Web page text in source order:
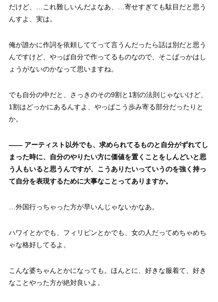
だけど、…これ難しいんだよなあ、…寄せすぎても駄目だと思う
んすよ、実は。
俺が誰かに作詞を依頼しててって言うんだったら話は別だと思う
んですけど、やっぱ自分で作ってるものなので、そこばっかはし
ょうがないのかなって思いますね。
でも自分の中だと、さっきのその9割と1割の法則じゃないけど、
1割はどっかにあるんすよ、やっぱこう歩み寄る部分だったりと
か。
—— アーティスト以外でも、求められてるものと自分がずれてし
まった時に、自分のやりたい方に価値を置くことをしんどいと思
う人もいると思うんですが、こうありたいっていうのを強く持っ
て自分を表現するために大事なことってありますか。
…外国行っちゃった方が早いんじゃないかなあ。
ハワイとかでも、フィリピンとかでも、女の人だってめちゃめち
ゃな格好してるよ。
こんな婆ちゃんとかになっても。ほんとに、好きな服着て、好き
なことやった方が絶対良いよ。